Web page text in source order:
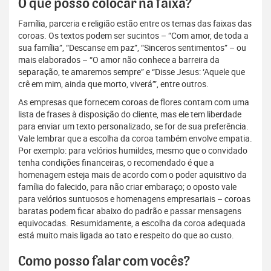
O que posso colocar na faixa?
Família, parceria e religião estão entre os temas das faixas das
coroas. Os textos podem ser sucintos – “Com amor, de toda a
sua família”, “Descanse em paz”, “Sinceros sentimentos” – ou
mais elaborados – “O amor não conhece a barreira da
separação, te amaremos sempre” e “Disse Jesus: ‘Aquele que
crê em mim, ainda que morto, viverá’”, entre outros.
As empresas que fornecem coroas de flores contam com uma
lista de frases à disposição do cliente, mas ele tem liberdade
para enviar um texto personalizado, se for de sua preferência.
Vale lembrar que a escolha da coroa também envolve empatia.
Por exemplo: para velórios humildes, mesmo que o convidado
tenha condições financeiras, o recomendado é que a
homenagem esteja mais de acordo com o poder aquisitivo da
família do falecido, para não criar embaraço; o oposto vale
para velórios suntuosos e homenagens empresariais – coroas
baratas podem ficar abaixo do padrão e passar mensagens
equivocadas. Resumidamente, a escolha da coroa adequada
está muito mais ligada ao tato e respeito do que ao custo.
Como posso falar com vocês?